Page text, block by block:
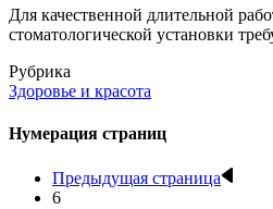
Для качественной длительной
стоматологической установки
Рубрика
Здоровье и красота
Нумерация страниц
Предыдущая страница
6